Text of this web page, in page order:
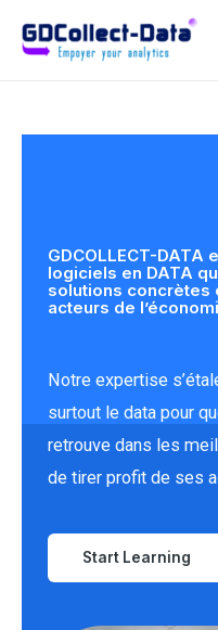
GDCOLLECT-DATA
logiciels en DATA
solutions concrètes
acteurs de
Notre expertise
surtout le data pour
retrouve dans les
de tirer profit de ses
Start Learning